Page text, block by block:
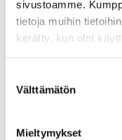
sivustoamme.
tietoja muihin
kerätty, kun olet
valinta
Välttämätön
Mieltymykset
Katso kaikki
Facebook
Twitter